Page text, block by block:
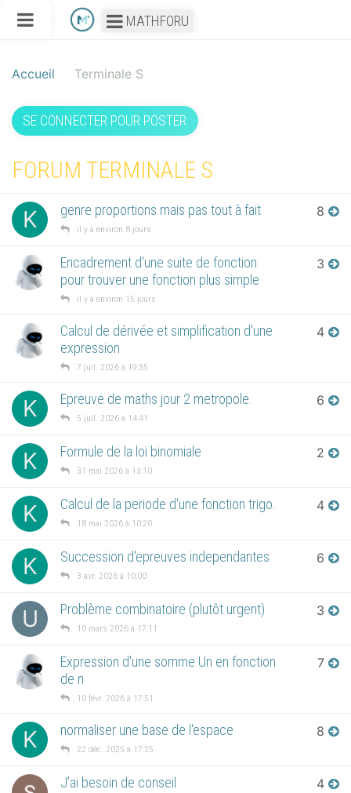
MATHFORU
Accueil Terminale S
SE CONNECTER POUR POSTER
FORUM TERMINALE S
K
genre proportions mais pas tout à fait
il y a environ 8 jours
8
Encadrement d'une suite de fonction
pour trouver une fonction plus simple
il y a environ 15 jours
3
Calcul de dérivée et simplification d'une
expression
7 juil. 2026 à 19:35
4
K Epreuve de maths jour 2 metropole.
5 juil. 2026 à 14:41
6
K Formule de la loi binomiale
31 mai 2026 à 13:10
2
K Calcul de la periode d'une fonction trigo.
18 mai 2026 à 10:20
4
K Succession d'epreuves independantes.
3 avr. 2026 à 10:00
6
U Problème combinatoire (plutôt urgent)
10 mars 2026 à 17:11
3
Expression d'une somme Un en fonction
de n
10 févr. 2026 à 17:51
7
K normaliser une base de l'espace
22 déc. 2025 à 17:25
8
J’ai besoin de conseil 4